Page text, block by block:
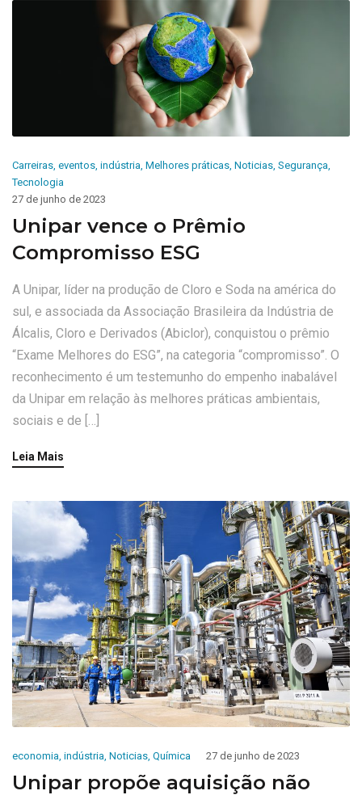
Carreiras, eventos, indústria, Melhores práticas, Noticias, Segurança,
Tecnologia
27 de junho de 2023
Unipar vence o Prêmio
Compromisso ESG
A Unipar, líder na produção de Cloro e Soda na américa do
sul, e associada da Associação Brasileira da Indústria de
Álcalis, Cloro e Derivados (Abiclor), conquistou o prêmio
“Exame Melhores do ESG”, na categoria “compromisso”. O
reconhecimento é um testemunho do empenho inabalável
da Unipar em relação às melhores práticas ambientais,
sociais e de […]
Leia Mais
economia indústria Noticias Química 27 de junho de 2023
Unipar propõe aquisição não